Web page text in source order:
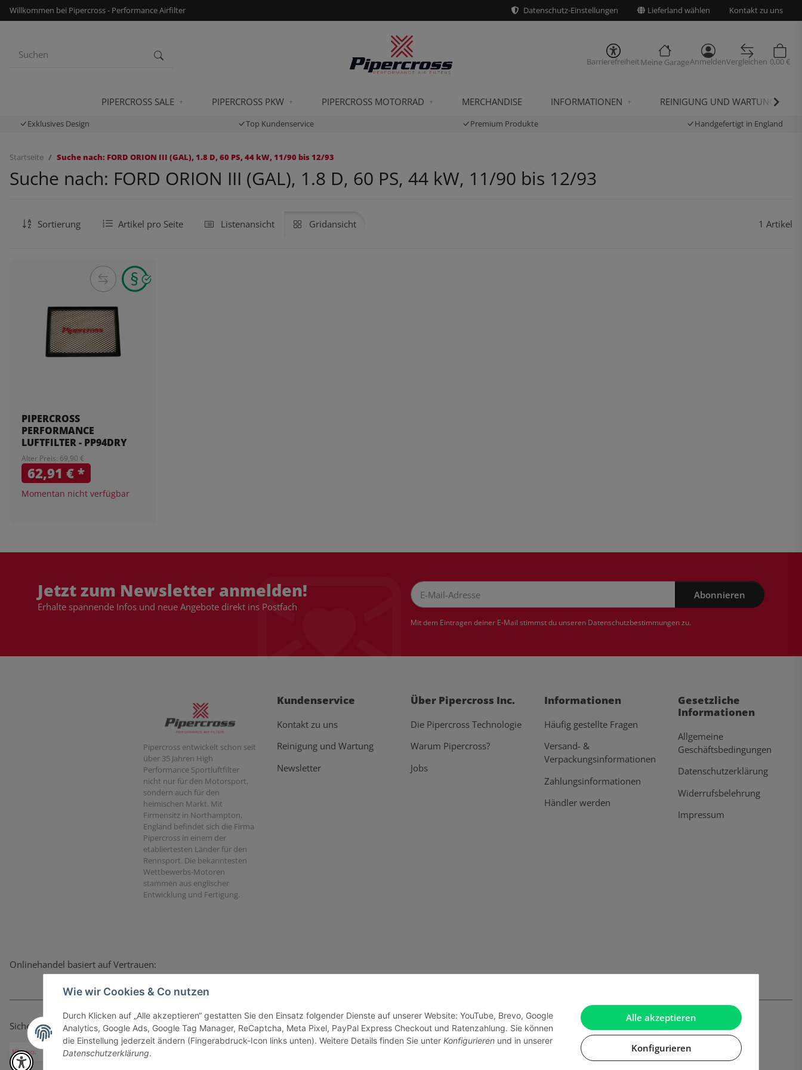
Alle akzeptieren
Konfigurieren
Wie wir Cookies & Co nutzen
Durch Klicken auf „Alle akzeptieren“ gestatten Sie den Einsatz folgender Dienste auf unserer Website: YouTube, Brevo, Google
Analytics, Google Ads, Google Tag Manager, ReCaptcha, Meta Pixel, PayPal Express Checkout und Ratenzahlung. Sie können
die Einstellung jederzeit ändern (Fingerabdruck-Icon links unten). Weitere Details finden Sie unter Konfigurieren und in unserer
Datenschutzerklärung.
Willkommen bei Pipercross - Performance Airfilter Datenschutz-Einstellungen Lieferland wählen Kontakt zu uns
BarrierefreiheitMeine GarageAnmeldenVergleichen 0,00 €
PIPERCROSS SALE PIPERCROSS PKW PIPERCROSS MOTORRAD MERCHANDISE INFORMATIONEN REINIGUNG UND WARTUNG
Exklusives Design Top Kundenservice Premium Produkte Handgefertigt in England
Startseite Suche nach: FORD ORION III (GAL), 1.8 D, 60 PS, 44 kW, 11/90 bis 12/93
Suche nach: FORD ORION III (GAL), 1.8 D, 60 PS, 44 kW, 11/90 bis 12/93
Sortierung Artikel pro Seite Listenansicht Gridansicht 1 Artikel
PIPERCROSS
PERFORMANCE
LUFTFILTER - PP94DRY
Alter Preis: 69,90 €
62,91 €*
Momentan nicht verfügbar
Jetzt zum Newsletter anmelden!
Erhalte spannende Infos und neue Angebote direkt ins Postfach
Abonnieren
Mit dem Eintragen deiner E-Mail stimmst du unseren Datenschutzbestimmungenzu.
Pipercross entwickelt schon seit
über 35 Jahren High
Performance Sportluftfilter
nicht nur für den Motorsport,
sondern auch für den
heimischen Markt. Mit
Firmensitz in Northampton,
England befindet sich die Firma
Pipercross in einem der
etabliertesten Länder für den
Rennsport. Die bekanntesten
Wettbewerbs-Motoren
stammen aus englischer
Entwicklung und Fertigung.
Kundenservice
Kontakt zu uns
Reinigung und Wartung
Newsletter
Über Pipercross Inc.
Die Pipercross Technologie
Warum Pipercross?
Jobs
Informationen
Häufig gestellte Fragen
Versand- &
Verpackungsinformationen
Zahlungsinformationen
Händler werden
Gesetzliche
Informationen
Allgemeine
Geschäftsbedingungen
Datenschutzerklärung
Widerrufsbelehrung
Impressum
Onlinehandel basiert auf Vertrauen:
Sicher bezahlen via: